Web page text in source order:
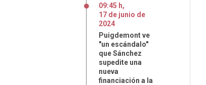
09:45 h,
17 de junio de
2024
Puigdemont ve
"un escándalo"
que Sánchez
supedite una
nueva
financiación a la